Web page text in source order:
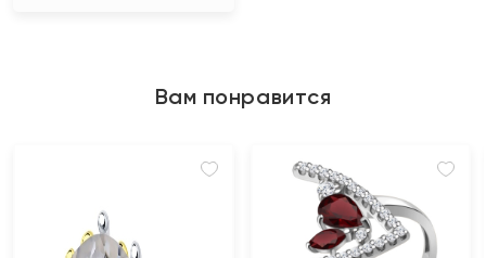
Вам понравится